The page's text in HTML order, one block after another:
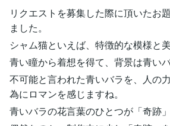
リクエストを募集した際に頂いたお
ました。
シャム猫といえば、特徴的な模様と
青い瞳から着想を得て、背景は青いバ
不可能と言われた青いバラを、人の
為にロマンを感じますね。
青いバラの花言葉のひとつが「奇跡」